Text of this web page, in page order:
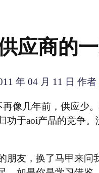
应商的
年 04 月 11 日 作者
再像几年前，供应少
功于aoi产品的竞争
朋友，换了马甲来